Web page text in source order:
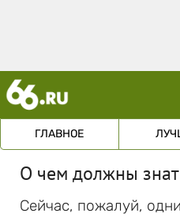
ГЛАВНОЕ
О чем должны
Сейчас, пожалуй,